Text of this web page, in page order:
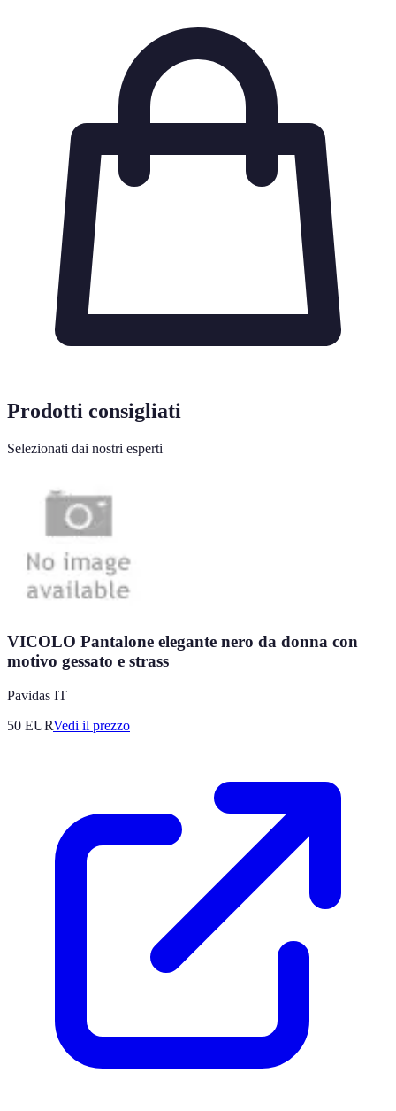
Prodotti consigliati
Selezionati dai nostri esperti
VICOLO Pantalone elegante nero da donna con
motivo gessato e strass
Pavidas IT
50 EURVedi il prezzo